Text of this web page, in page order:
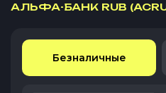
АЛЬФА-БАНК RUB
Безналичные